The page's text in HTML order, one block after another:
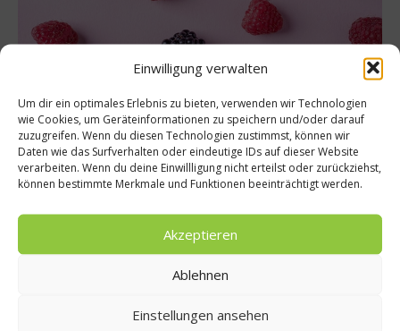
Einwilligung verwalten
Um dir ein optimales Erlebnis zu bieten, verwenden wir Technologien
wie Cookies, um Geräteinformationen zu speichern und/oder darauf
zuzugreifen. Wenn du diesen Technologien zustimmst, können wir
Daten wie das Surfverhalten oder eindeutige IDs auf dieser Website
verarbeiten. Wenn du deine Einwillligung nicht erteilst oder zurückziehst,
können bestimmte Merkmale und Funktionen beeinträchtigt werden.
Akzeptieren
Ablehnen
Einstellungen ansehen
Kochen & Rezepte
Leidenschaft für Lecker: Wie die Beere zur
Königin wird
Beeren-Experte Driscoll’s präesentiert bei einem exklusiven
Dinner seine neue Kampagne „Leidenschaft für Lecker“. Der
wurden Himbeeren, Blaubeeren und Co. von der renommierten